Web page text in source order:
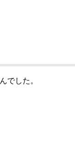
でした。